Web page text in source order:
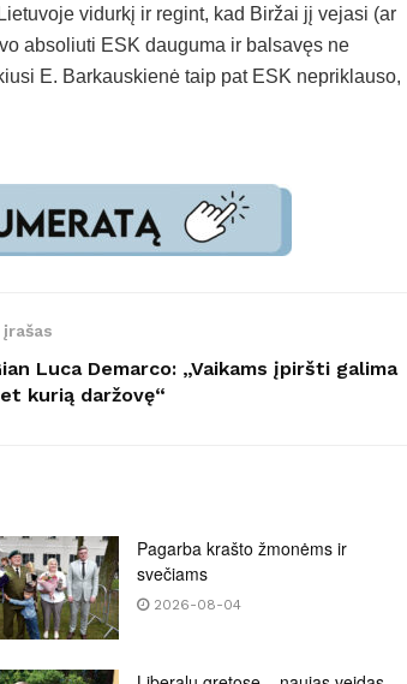
vidurkį ir regint, kad Biržai jį vejasi (ar
absoliuti ESK dauguma ir balsavęs ne
E. Barkauskienė taip pat ESK nepriklauso,
Luca Demarco: „Vaikams įpiršti galima
kurią daržovę“
Pagarba krašto žmonėms ir
svečiams
2026-08-04